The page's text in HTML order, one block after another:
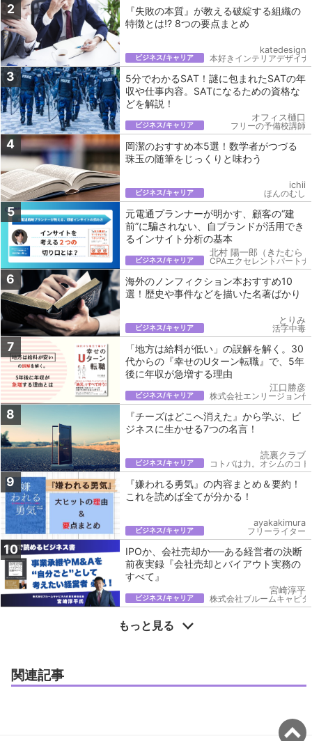
2
『失敗の本質』が教える破綻する組織の
特徴とは!? 8つの要点まとめ
ビジネス/キャリア
katedesign
本好きインテリアデザイナ
3
5分でわかるSAT！謎に包まれたSATの年
収や仕事内容。SATになるための資格な
どを解説！
ビジネス/キャリア
オフィス樋口
フリーの予備校講師
4
岡潔のおすすめ本5選！数学者がつづる
珠玉の随筆をじっくりと味わう
ビジネス/キャリア
ichii
ほんのむし
5
元電通プランナーが明かす、顧客の“建
前”に騙されない、自ブランドが活用でき
るインサイト分析の基本
ビジネス/キャリア
北村 陽一郎（きたむら
CPAエクセレントパート
6
海外のノンフィクション本おすすめ10
選！歴史や事件などを描いた名著ばかり
ビジネス/キャリア
とりみ
活字中毒
7
「地方は給料が低い」の誤解を解く。30
代からの『幸せのUターン転職』で、5年
後に年収が急増する理由
ビジネス/キャリア
江口勝彦
株式会社エンリージョン代
8
『チーズはどこへ消えた』から学ぶ、ビ
ジネスに生かせる7つの名言！
ビジネス/キャリア
読裏クラブ
コトバは力。オシムのコ
9
『嫌われる勇気』の内容まとめ＆要約！
これを読めば全てが分かる！
ビジネス/キャリア
ayakakimura
フリーライター
10
IPOか、会社売却か──ある経営者の決断
前夜実録『会社売却とバイアウト実務の
すべて』
ビジネス/キャリア
宮崎淳平
株式会社ブルームキャピ
もっと見る
関連記事